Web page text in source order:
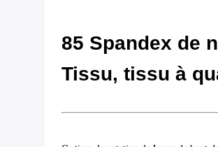
85 Spandex de
Tissu, tissu à